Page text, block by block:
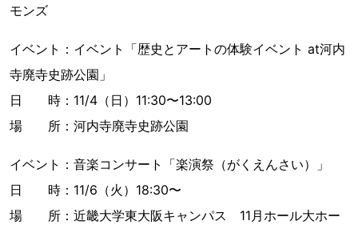
モンズ
イベント：イベント「歴史とアートの体験イベント at河内
寺廃寺史跡公園」
日 時：11/4（日）11:30〜13:00
場 所：河内寺廃寺史跡公園
イベント：音楽コンサート「楽演祭（がくえんさい）」
日 時：11/6（火）18:30〜
場 所：近畿大学東大阪キャンパス 11月ホール大ホー